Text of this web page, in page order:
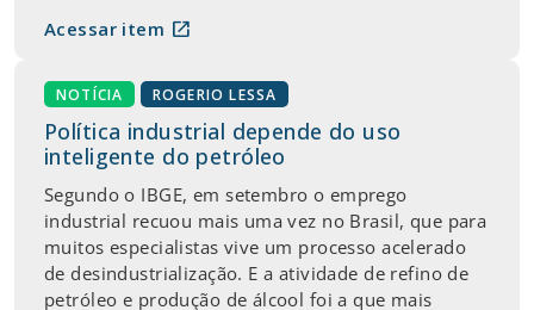
Acessar item open_in_new
NOTÍCIA ROGERIO LESSA
Política industrial depende do uso
inteligente do petróleo
Segundo o IBGE, em setembro o emprego
industrial recuou mais uma vez no Brasil, que para
muitos especialistas vive um processo acelerado
de desindustrialização. E a atividade de refino de
petróleo e produção de álcool foi a que mais